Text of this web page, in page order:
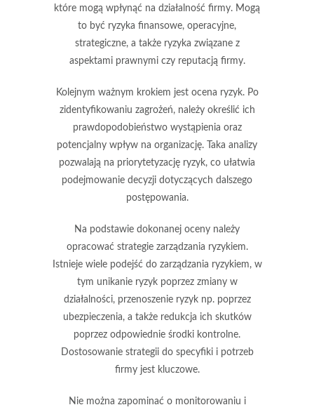
które mogą wpłynąć na działalność firmy. Mogą
to być ryzyka finansowe, operacyjne,
strategiczne, a także ryzyka związane z
aspektami prawnymi czy reputacją firmy.
Kolejnym ważnym krokiem jest ocena ryzyk. Po
zidentyfikowaniu zagrożeń, należy określić ich
prawdopodobieństwo wystąpienia oraz
potencjalny wpływ na organizację. Taka analizy
pozwalają na priorytetyzację ryzyk, co ułatwia
podejmowanie decyzji dotyczących dalszego
postępowania.
Na podstawie dokonanej oceny należy
opracować strategie zarządzania ryzykiem.
Istnieje wiele podejść do zarządzania ryzykiem, w
tym unikanie ryzyk poprzez zmiany w
działalności, przenoszenie ryzyk np. poprzez
ubezpieczenia, a także redukcja ich skutków
poprzez odpowiednie środki kontrolne.
Dostosowanie strategii do specyfiki i potrzeb
firmy jest kluczowe.
Nie można zapominać o monitorowaniu i